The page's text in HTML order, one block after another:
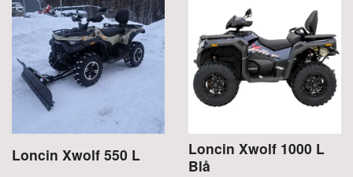
Loncin Xwolf 550 L
Loncin Xwolf 1000 L
Blå